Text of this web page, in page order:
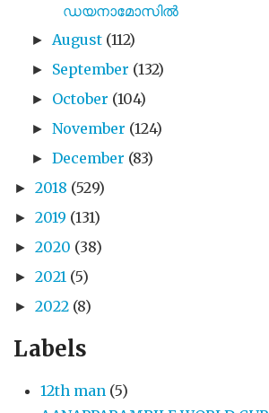
ഡയനാമോസിൽ
► August (112)
► September (132)
► October (104)
►November (124)
►December (83)
► 2018 (529)
► 2019 (131)
► 2020 (38)
► 2021 (5)
► 2022 (8)
Labels
12th man (5)